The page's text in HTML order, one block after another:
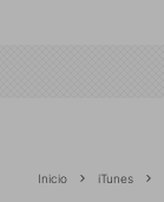
Inicio iTunes